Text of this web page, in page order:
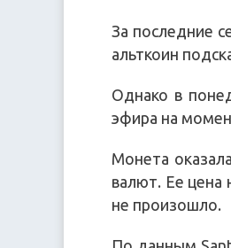
За последние
альткоин
Однако в
эфира на
Монета
валют. Ее цена
не произошло.